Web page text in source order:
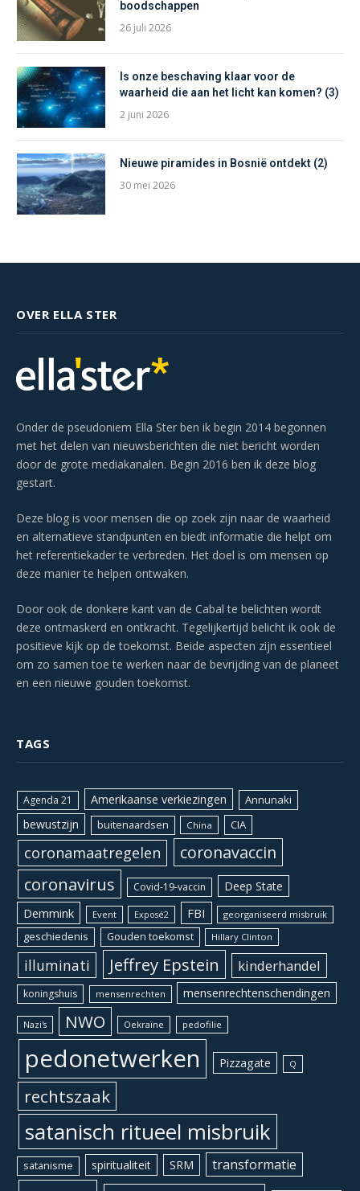
boodschappen
26 juli 2026
Is onze beschaving klaar voor de
waarheid die aan het licht kan komen? (3)
2 juni 2026
Nieuwe piramides in Bosnië ontdekt (2)
30 mei 2026
OVER ELLA STER
Onder de pseudoniem Ella Ster ben ik begin 2014 begonnen
met het delen van nieuwsberichten die niet bericht worden
door de grote mediakanalen. Begin 2016 ben ik deze blog
gestart.
Deze blog is voor mensen die op zoek zijn naar de waarheid
en alternatieve standpunten en biedt informatie die helpt om
het referentiekader te verbreden. Het doel is om mensen op
deze manier te helpen ontwaken.
Door ook de donkere kant van de Cabal te belichten wordt
deze ontmaskerd en ontkracht. Tegelijkertijd belicht ik ook de
positieve kijk op de toekomst. Beide aspecten zijn essentieel
om zo samen toe te werken naar de bevrijding van de planeet
en een nieuwe gouden toekomst.
TAGS
Agenda 21 Amerikaanse verkiezingen Annunaki
bewustzijn buitenaardsen China CIA
coronamaatregelen coronavaccin
coronavirus Covid-19-vaccin Deep State
Demmink Event Exposé2 FBI georganiseerd misbruik
geschiedenis Gouden toekomst Hillary Clinton
illuminati Jeffrey Epstein kinderhandel
koningshuis mensenrechten mensenrechtenschendingen
Nazi's NWO Oekraïne pedofilie
pedonetwerken Pizzagate Q
rechtszaak
satanisch ritueel misbruik
satanisme spiritualiteit SRM transformatie